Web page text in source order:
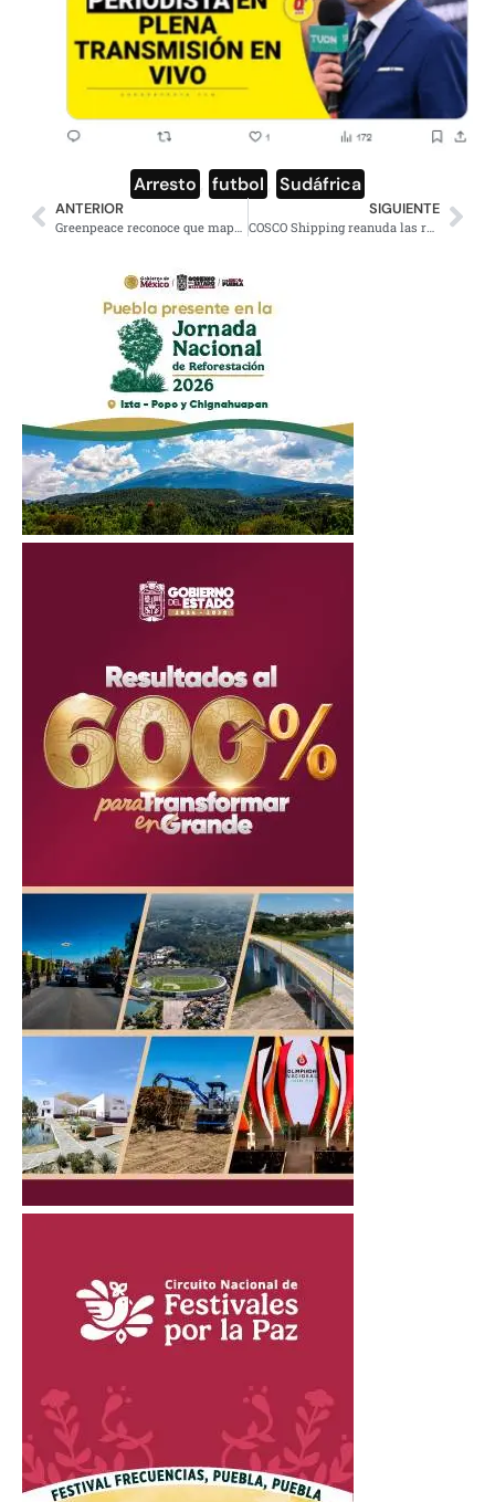
Arresto futbol Sudáfrica
ANTERIOR SIGUIENTE
COSCO Shipping reanuda las reservas en Oriente Medio